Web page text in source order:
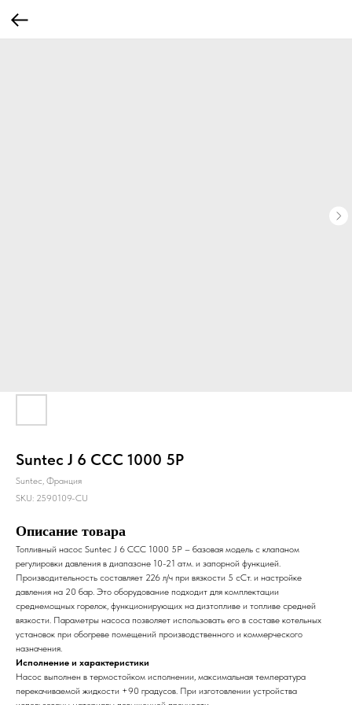
Suntec J 6 CCC 1000 5P
Suntec, Франция
SKU: 2590109-CU
Описание товара
Топливный насос Suntec J 6 CCC 1000 5P – базовая модель с клапаном
регулировки давления в диапазоне 10-21 атм. и запорной функцией.
Производительность составляет 226 л/ч при вязкости 5 сСт. и настройке
давления на 20 бар. Это оборудование подходит для комплектации
среднемощных горелок, функционирующих на дизтопливе и топливе средней
вязкости. Параметры насоса позволяет использовать его в составе котельных
установок при обогреве помещений производственного и коммерческого
назначения.
Исполнение и характеристики
Насос выполнен в термостойком исполнении, максимальная температура
перекачиваемой жидкости +90 градусов. При изготовлении устройства